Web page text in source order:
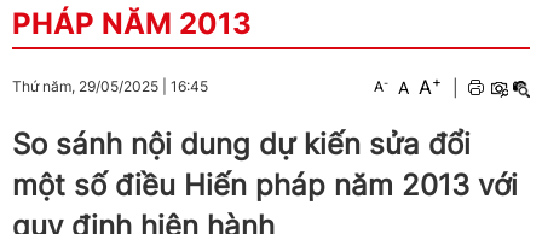
PHÁP NĂM 2013
Thứ năm, 29/05/2025 16:45 A- A A+
So sánh nội dung dự kiến sửa đổi
một số điều Hiến pháp năm 2013 với
quy định hiện hành